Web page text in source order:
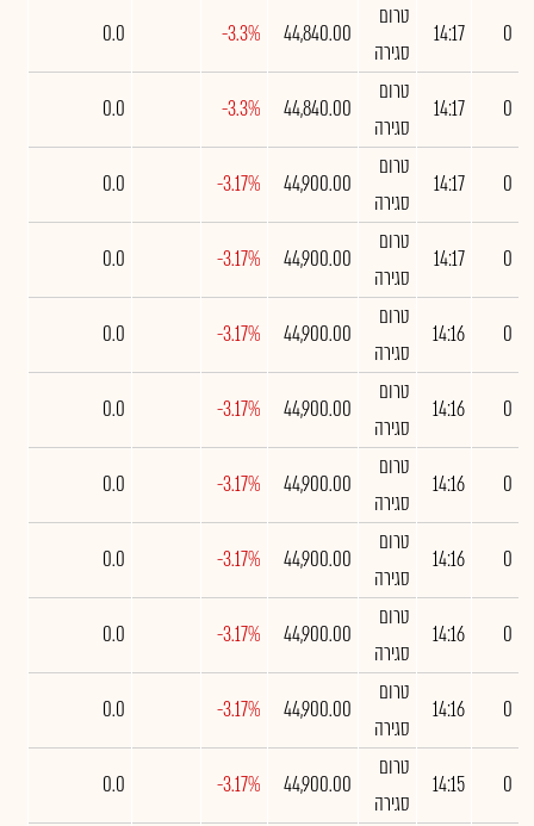
0
14:17
טרום
סגירה
44,840.00
-3.3%
0.0
0
14:17
טרום
סגירה
44,840.00
-3.3%
0.0
0
14:17
טרום
סגירה
44,900.00
-3.17%
0.0
0
14:17
טרום
סגירה
44,900.00
-3.17%
0.0
0
14:16
טרום
סגירה
44,900.00
-3.17%
0.0
0
14:16
טרום
סגירה
44,900.00
-3.17%
0.0
0
14:16
טרום
סגירה
44,900.00
-3.17%
0.0
0
14:16
טרום
סגירה
44,900.00
-3.17%
0.0
0
14:16
טרום
סגירה
44,900.00
-3.17%
0.0
0
14:16
טרום
סגירה
44,900.00
-3.17%
0.0
0
14:15
טרום
סגירה
44,900.00
-3.17%
0.0